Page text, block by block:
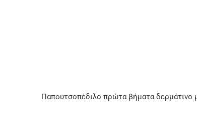
Παπουτσοπέδιλο πρώτα βήματα δερμάτινο